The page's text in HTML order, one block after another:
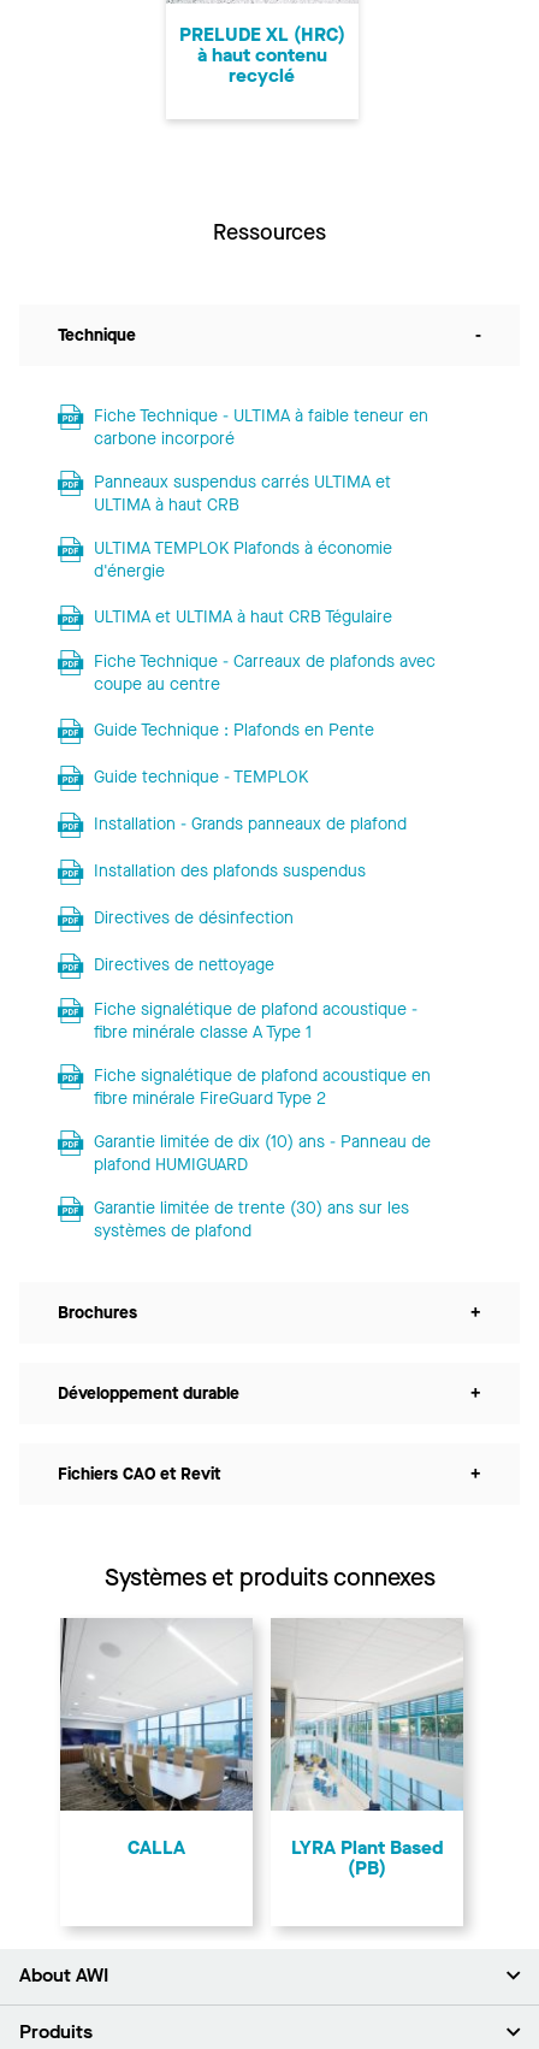
PRELUDE XL (HRC)
à haut contenu
recyclé
Ressources
Technique -
Fiche Technique - ULTIMA à faible teneur en
carbone incorporé
Panneaux suspendus carrés ULTIMA et
ULTIMA à haut CRB
ULTIMA TEMPLOK Plafonds à économie
d'énergie
ULTIMA et ULTIMA à haut CRB Tégulaire
Fiche Technique - Carreaux de plafonds avec
coupe au centre
Guide Technique : Plafonds en Pente
Guide technique - TEMPLOK
Installation - Grands panneaux de plafond
Installation des plafonds suspendus
Directives de désinfection
Directives de nettoyage
Fiche signalétique de plafond acoustique -
fibre minérale classe A Type 1
Fiche signalétique de plafond acoustique en
fibre minérale FireGuard Type 2
Garantie limitée de dix (10) ans - Panneau de
plafond HUMIGUARD
Garantie limitée de trente (30) ans sur les
systèmes de plafond
Brochures +
Développement durable +
Fichiers CAO et Revit +
Systèmes et produits connexes
CALLA
LYRA Plant Based
(PB)
About AWI
À propos de nous
Produits